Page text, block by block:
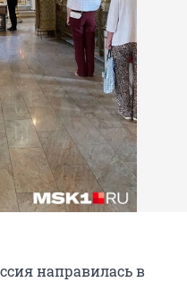
направилась в